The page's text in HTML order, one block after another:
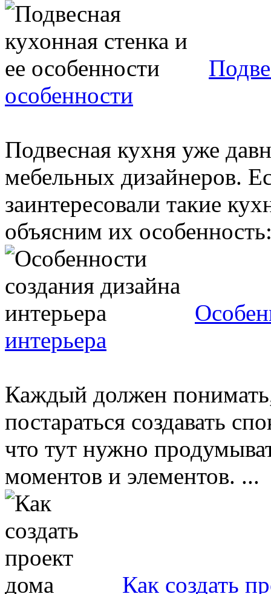
особенности
Подвесная кухня уже
мебельных дизайнеров.
заинтересовали такие
объясним их
интерьера
Каждый должен
постараться создавать
что тут нужно
моментов и элементов. ...
Как создать